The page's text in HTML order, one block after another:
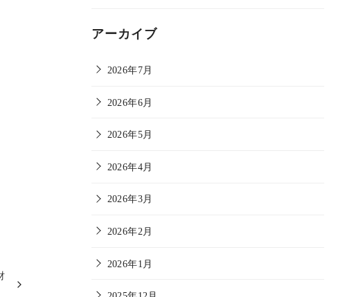
アーカイブ
2026年7月
2026年6月
2026年5月
2026年4月
2026年3月
2026年2月
2026年1月